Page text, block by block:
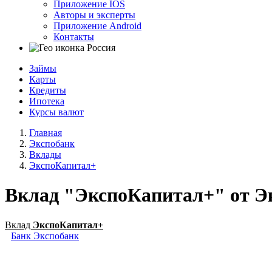
Приложение IOS
Авторы и эксперты
Приложение Android
Контакты
Россия
Займы
Карты
Кредиты
Ипотека
Курсы валют
Главная
Экспобанк
Вклады
ЭкспоКапитал+
Вклад "ЭкспоКапитал+" от
Вклад ЭкспоКапитал+
Банк Экспобанк